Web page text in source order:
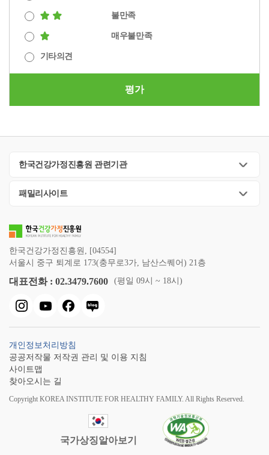
불만족
매우불만족
기타의견
평가
한국건강가정진흥원 관련기관
패밀리사이트
한국건강가정진흥원, [04554]
서울시 중구 퇴계로 173(충무로3가, 남산스퀘어) 21층
대표전화 : 02.3479.7600 (평일 09시 ~ 18시)
개인정보처리방침
공공저작물 저작권 관리 및 이용 지침
사이트맵
찾아오시는 길
Copyright KOREA INSTITUTE FOR HEALTHY FAMILY. All Rights Reserved.
국가상징알아보기